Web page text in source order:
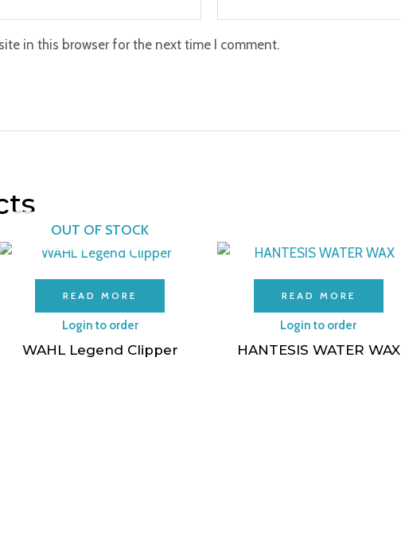
in this browser for the next time I comment.
OUT OF STOCK
READ MORE
Login to order
WAHL Legend Clipper
READ MORE
Login to order
HANTESIS WATER WAX